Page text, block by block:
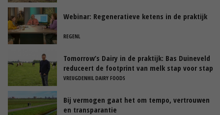
Webinar: Regeneratieve ketens in de praktijk
REGENL
Tomorrow’s Dairy in de praktijk: Bas Duineveld
reduceert de footprint van melk stap voor stap
VREUGDENHIL DAIRY FOODS
Bij vermogen gaat het om tempo, vertrouwen
en transparantie